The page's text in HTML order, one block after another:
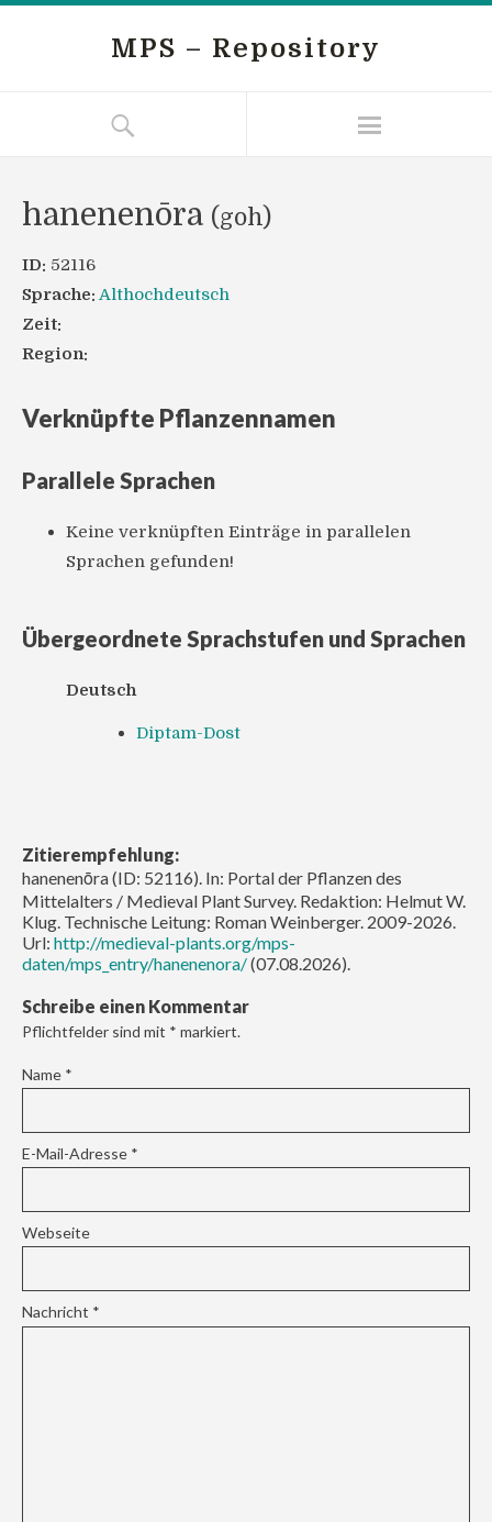
MPS – Repository
hanenenōra (goh)
ID: 52116
Sprache: Althochdeutsch
Zeit:
Region:
Verknüpfte Pflanzennamen
Parallele Sprachen
Keine verknüpften Einträge in parallelen
Sprachen gefunden!
Übergeordnete Sprachstufen und Sprachen
Deutsch
Diptam-Dost
Zitierempfehlung:
hanenenōra (ID: 52116). In: Portal der Pflanzen des
Mittelalters / Medieval Plant Survey. Redaktion: Helmut W.
Klug. Technische Leitung: Roman Weinberger. 2009-2026.
Url: http://medieval-plants.org/mps-
daten/mps_entry/hanenenora/(07.08.2026).
Schreibe einen Kommentar
Pflichtfelder sind mit * markiert.
Name *
E-Mail-Adresse *
Webseite
Nachricht *